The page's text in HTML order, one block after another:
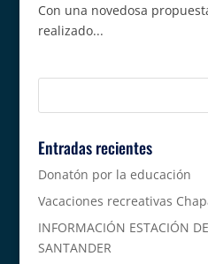
Con una novedosa
realizado...
Entradas recientes
Donatón por la educación
Vacaciones recreativas
INFORMACIÓN ESTACIÓN
SANTANDER